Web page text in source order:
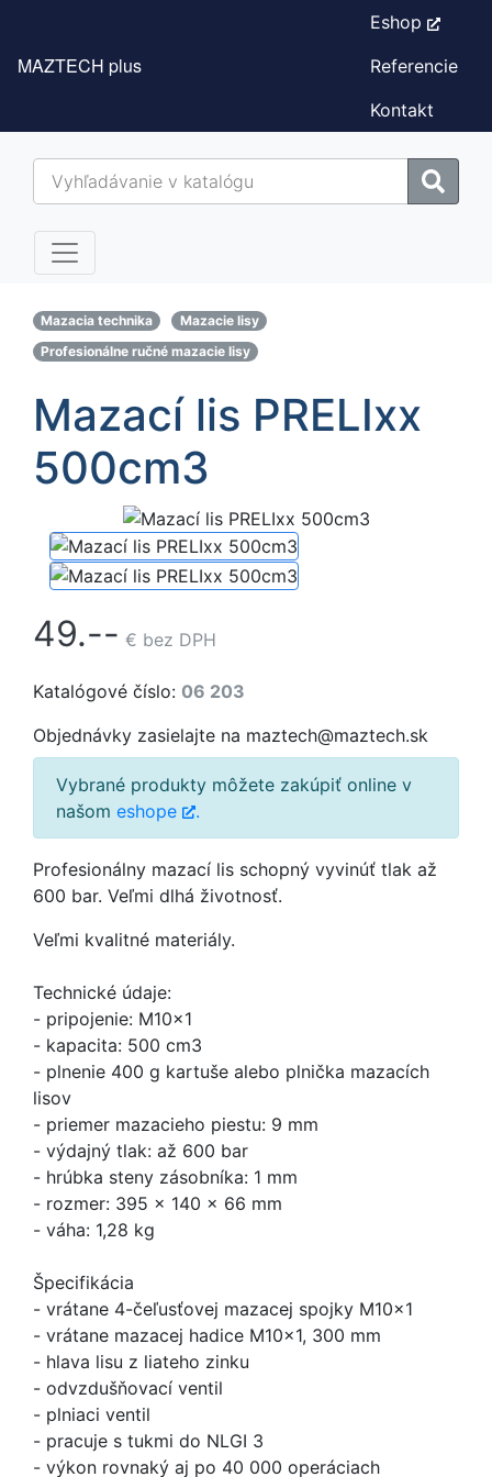
MAZTECH plus
Eshop
Referencie
Kontakt
Mazacia technika
Mazacie lisy
Profesionálne ručné mazacie lisy
Mazací lis PRELIxx
500cm3
49.-- € bez DPH
Katalógové číslo: 06 203
Objednávky zasielajte na maztech@maztech.sk
Vybrané produkty môžete zakúpiť online v
našom eshope .
Profesionálny mazací lis schopný vyvinúť tlak až
600 bar. Veľmi dlhá životnosť.
Veľmi kvalitné materiály.
Technické údaje:
- pripojenie: M10x1
- kapacita: 500 cm3
- plnenie 400 g kartuše alebo plnička mazacích
lisov
- priemer mazacieho piestu: 9 mm
- výdajný tlak: až 600 bar
- hrúbka steny zásobníka: 1 mm
- rozmer: 395 x 140 x 66 mm
- váha: 1,28 kg
Špecifikácia
- vrátane 4-čeľusťovej mazacej spojky M10x1
- vrátane mazacej hadice M10x1, 300 mm
- hlava lisu z liateho zinku
- odvzdušňovací ventil
- plniaci ventil
- pracuje s tukmi do NLGI 3
- výkon rovnaký aj po 40 000 operáciach